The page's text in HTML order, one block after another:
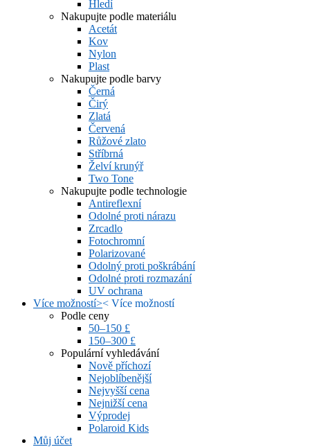
Hledí
Nakupujte podle materiálu
Acetát
Kov
Nylon
Plast
Nakupujte podle barvy
Černá
Čirý
Zlatá
Červená
Růžové zlato
Stříbrná
Želví krunýř
Two Tone
Nakupujte podle technologie
Antireflexní
Odolné proti nárazu
Zrcadlo
Fotochromní
Polarizované
Odolný proti poškrábání
Odolné proti rozmazání
UV ochrana
Více možností>< Více možností
Podle ceny
50–150 £
150–300 £
Populární vyhledávání
Nově příchozí
Nejoblíbenější
Nejvyšší cena
Nejnižší cena
Výprodej
Polaroid Kids
Můj účet